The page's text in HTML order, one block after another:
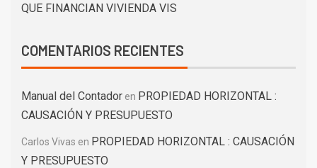
QUE FINANCIAN VIVIENDA VIS
COMENTARIOS RECIENTES
Manual del Contador en PROPIEDAD HORIZONTAL :
CAUSACIÓN Y PRESUPUESTO
Carlos Vivas en PROPIEDAD HORIZONTAL : CAUSACIÓN
Y PRESUPUESTO